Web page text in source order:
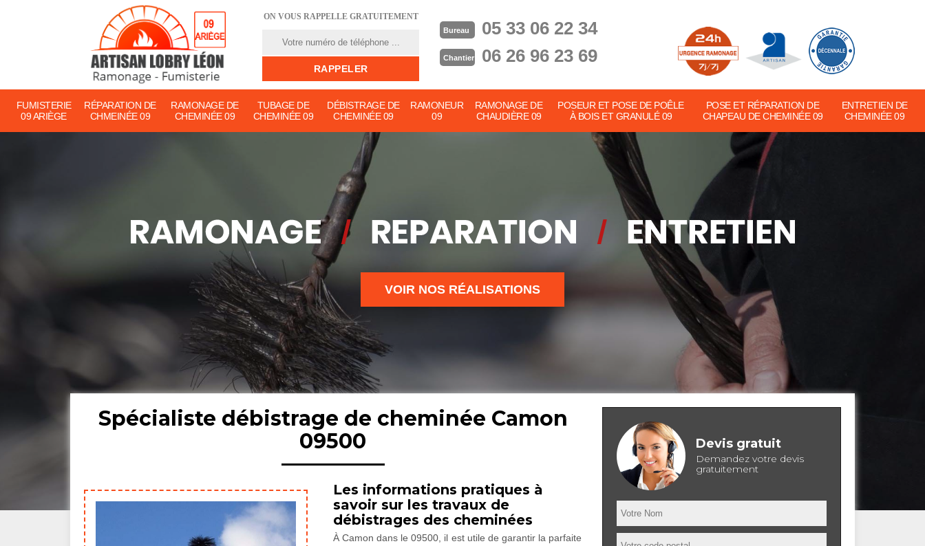
ON VOUS RAPPELLE GRATUITEMENT
Bureau 05 33 06 22 34
Chantier 06 26 96 23 69
FUMISTERIE
09 ARIÈGE
RÉPARATION DE
CHMEINÉE 09
RAMONAGE DE
CHEMINÉE 09
TUBAGE DE
CHEMINÉE 09
DÉBISTRAGE DE
CHEMINÉE 09
RAMONEUR
09
RAMONAGE DE
CHAUDIÈRE 09
POSEUR ET POSE DE POÊLE
À BOIS ET GRANULÉ 09
POSE ET RÉPARATION DE
CHAPEAU DE CHEMINÉE 09
ENTRETIEN DE
CHEMINÉE 09
VOIR NOS RÉALISATIONS
Spécialiste débistrage de cheminée Camon
09500
Les informations pratiques à
savoir sur les travaux de
débistrages des cheminées
À Camon dans le 09500, il est utile de garantir la parfaite
Devis gratuit
Demandez votre devis
gratuitement